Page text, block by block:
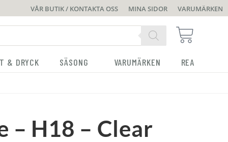
VÅR BUTIK / KONTAKTA OSS MINA SIDOR VARUMÄRKEN
& DRYCK SÄSONG VARUMÄRKEN REA
– H18 – Clear